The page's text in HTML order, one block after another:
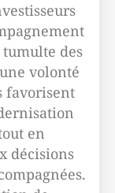
des
volonté
favorisent
en
décisions